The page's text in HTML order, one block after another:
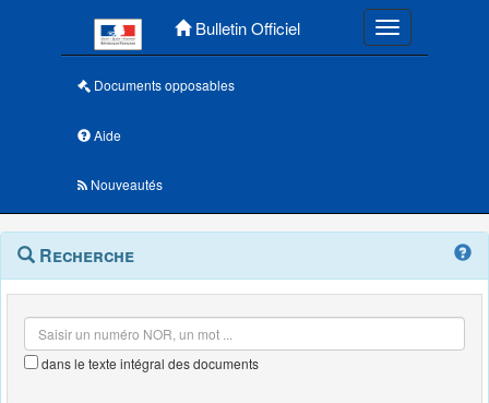
Bulletin Officiel Toggle
Documents opposables
Aide
Nouveautés
Navigation
outils
Menu
contextuel
Recherche
dans le texte intégral des documents